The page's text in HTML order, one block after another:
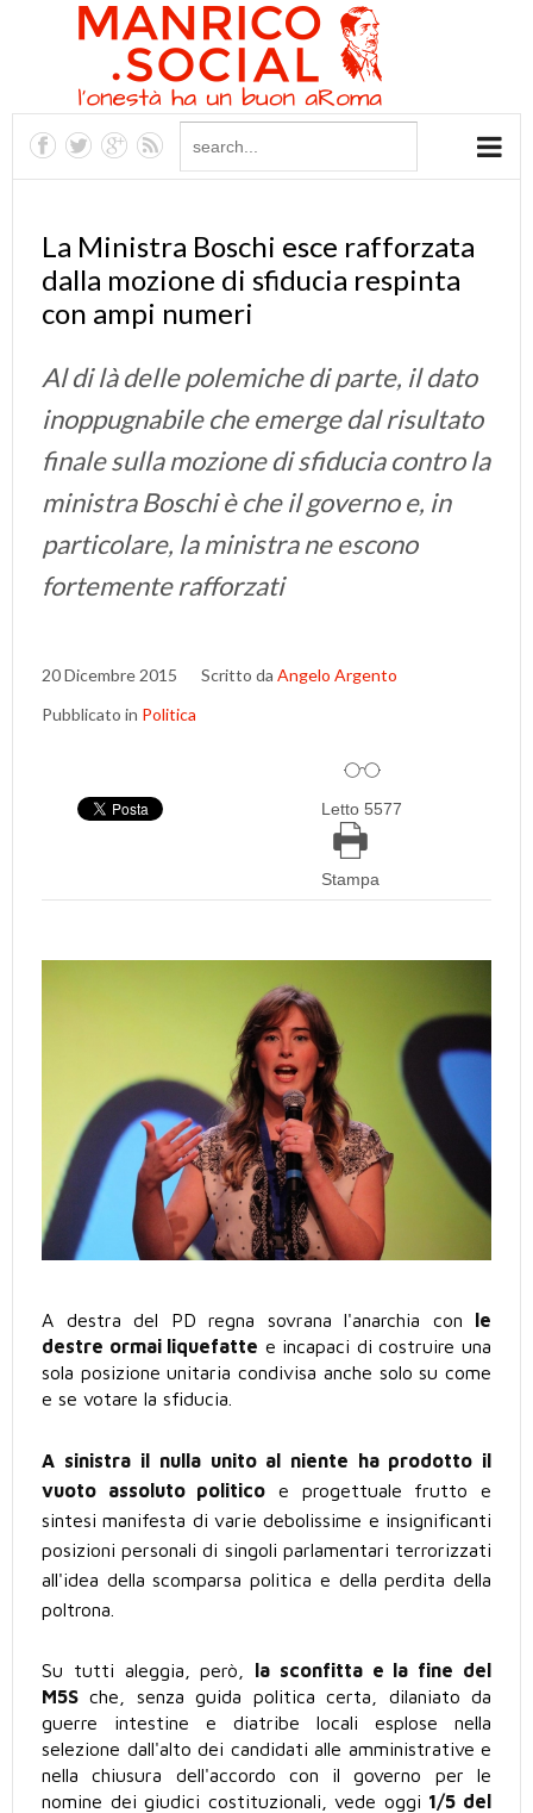
La Ministra Boschi esce rafforzata
dalla mozione di sfiducia respinta
con ampi numeri
Al di là delle polemiche di parte, il dato
inoppugnabile che emerge dal risultato
finale sulla mozione di sfiducia contro la
ministra Boschi è che il governo e, in
particolare, la ministra ne escono
fortemente rafforzati
20 Dicembre 2015 Scritto da Angelo Argento
Pubblicato in Politica
Letto 5577
Stampa
A destra del PD regna sovrana l'anarchia con le
destre ormai liquefatte e incapaci di costruire una
sola posizione unitaria condivisa anche solo su come
e se votare la sfiducia.
A sinistra il nulla unito al niente ha prodotto il
vuoto assoluto politico e progettuale frutto e
sintesi manifesta di varie debolissime e insignificanti
posizioni personali di singoli parlamentari terrorizzati
all'idea della scomparsa politica e della perdita della
poltrona.
Su tutti aleggia, però, la sconfitta e la fine del
M5S che, senza guida politica certa, dilaniato da
guerre intestine e diatribe locali esplose nella
selezione dall'alto dei candidati alle amministrative e
nella chiusura dell'accordo con il governo per le
nomine dei giudici costituzionali, vede oggi 1/5 del